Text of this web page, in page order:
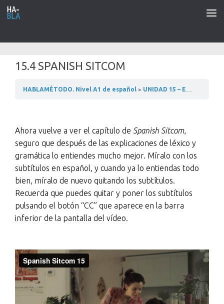
Saltar al contenido
15.4 SPANISH SITCOM
HABLAMÉTODO. Nivel A1 de español UNIDAD 15 – EN EL HOTEL
Ahora vuelve a ver el capítulo de Spanish Sitcom,
seguro que después de las explicaciones de léxico y
gramática lo entiendes mucho mejor. Míralo con los
subtítulos en español, y cuando ya lo entiendas todo
bien, míralo de nuevo quitando los subtítulos.
Recuerda que puedes quitar y poner los subtítulos
pulsando el botón “CC” que aparece en la barra
inferior de la pantalla del vídeo.